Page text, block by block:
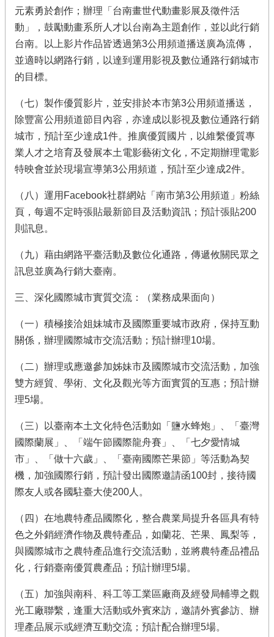
元素勇於創作；辦理「台南畫世代動畫影展及徵件活
動」，鼓勵動畫系所人才以台南為主題創作，並以此行銷
台南。以上影片作品皆透過第3公用頻道播送廣為流傳，
並適時以網路行銷，以達到運用影視及數位通路行銷城市
的目標。
（七）製作優質影片，並安排於本市第3公用頻道播送，
除豐富公用頻道節目內容，亦達成以影視及數位通路行銷
城市，預計至少達成1件。推廣優質國片，以維繫優質專
業人才之培育及發展本土電影藝術文化，不定期辦理電影
特映會並於現場宣導第3公用頻道，預計至少達成2件。
（八）運用Facebook社群網站「南市第3公用頻道」粉絲
頁，每週不定時張貼最新節目及活動資訊；預計張貼200
則訊息。
（九）藉由網路平臺活動及數位化通路，傳遞攸關民眾之
訊息並廣為行銷大臺南。
三、深化國際城市實質交流：（業務成果面向）
（一）積極接洽姐妹城市及國際重要城市政府，保持互動
關係，辦理國際城市交流活動；預計辦理10場。
（二）辦理或應邀參加姊妹市及國際城市交流活動，加強
雙方經貿、學術、文化及觀光等方面實質的互惠；預計辦
理5場。
（三）以臺南本土文化特色活動如「鹽水蜂炮」、「臺灣
國際蘭展」、「端午節國際龍舟賽」、「七夕愛情城
市」、「做十六歲」、「臺南國際芒果節」等活動為契
機，加強國際行銷，預計發出國際邀請函100封，接待國
際友人或各國駐臺大使200人。
（四）在地農特產品國際化，整合農業局提升各區具有特
色之外銷經濟作物及農特產品，如蘭花、芒果、鳳梨等，
與國際城市之農特產品進行交流活動，並將農特產品禮品
化，行銷臺南優質農產品；預計辦理5場。
（五）加強與南科、科工等工業區廠商及經發局輔導之觀
光工廠聯繫，逢重大活動或外賓來訪，邀請外賓參訪、辦
理產品展示或經濟互動交流；預計配合辦理5場。